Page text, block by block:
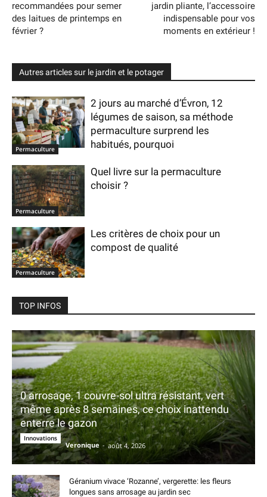
recommandées pour semer
des laitues de printemps en
février ?
jardin pliante, l’accessoire
indispensable pour vos
moments en extérieur !
Autres articles sur le jardin et le potager
Permaculture
2 jours au marché d’Évron, 12
légumes de saison, sa méthode
permaculture surprend les
habitués, pourquoi
Permaculture
Quel livre sur la permaculture
choisir ?
Permaculture
Les critères de choix pour un
compost de qualité
TOP INFOS
0 arrosage, 1 couvre-sol ultra résistant, vert
même après 8 semaines, ce choix inattendu
enterre le gazon
Innovations
Veronique - août 4, 2026
Géranium vivace ‘Rozanne’, vergerette: les fleurs
longues sans arrosage au jardin sec